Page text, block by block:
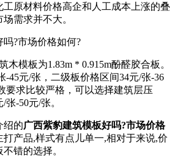
原材料价格高企和人工成本上涨的叠
需求并不大。
木模板为1.83m * 0.915m酚醛胶合板。
-45元/张，二级板价格区间34元/张-36
要求比较严格，可以选择建筑层压
-50元/张。
绍的广西紫豹建筑模板好吗?市场价格
产品,样式有点儿单一,相对于来说,价
错的选择。